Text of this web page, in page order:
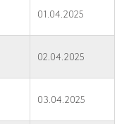
01.04.2025
02.04.2025
03.04.2025